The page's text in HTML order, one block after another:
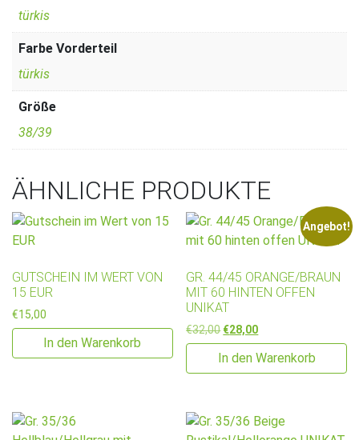
türkis
Farbe Vorderteil
türkis
Größe
38/39
ÄHNLICHE PRODUKTE
GUTSCHEIN IM WERT VON
15 EUR
€15,00
In den Warenkorb
Angebot!
GR. 44/45 ORANGE/BRAUN
MIT 60 HINTEN OFFEN
UNIKAT
€32,00 Ursprünglicher Preis war:
€28,00Aktueller Preis ist:
In den Warenkorb